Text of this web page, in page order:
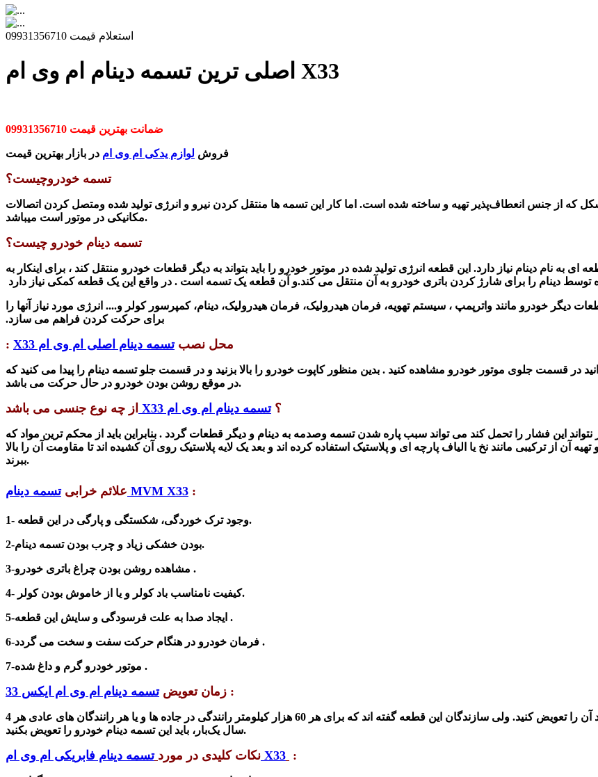
استعلام قیمت 09931356710
اصلی ترین تسمه دینام ام وی ام X33
ضمانت بهترین قیمت 09931356710
فروش لوازم یدکی ام وی ام در بازار بهترین قیمت
تسمه خودروچیست؟
از جنس انعطاف‌پذیر تهیه و ساخته شده است. اما کار این تسمه ها منتقل کردن نیرو و انرژی تولید شده ومتصل کردن اتصالات
مکانیکی در موتور است میباشد.
تسمه دینام خودرو چیست؟
به نام دینام نیاز دارد. این قطعه انرژی تولید شده در موتور خودرو را باید بتواند به دیگر قطعات خودرو منتقل کند ، برای اینکار به
یک قطعه کمکی نیاز دارد و آن قطعه یک تسمه است . در واقع اینتوسط دینام را برای شارژ کردن باتری خودرو به آن منتقل می کند.
دیگر خودرو مانند واترپمپ ، سیستم تهویه، فرمان هیدرولیک، فرمان هیدرولیک، دینام، کمپرسور کولر و.... انرژی مورد نیاز آنها را
برای حرکت کردن فراهم می سازد.
محل نصبتسمه دینام اصلی ام وی ام X33 :
در قسمت جلوی موتور خودرو مشاهده کنید . بدین منظور کاپوت خودرو را بالا بزنید و در قسمت جلو تسمه دینام را پیدا می کنید که
در موقع روشن بودن خودرو در حال حرکت می باشد.
تسمه دینام ام وی ام X33 از چه نوع جنسی می باشد ؟
نتواند این فشار را تحمل کند می تواند سبب پاره شدن تسمه وصدمه به دینام و دیگر قطعات گردد . بنابراین باید از محکم ترین مواد که
آن از ترکیبی مانند نخ یا الیاف پارچه ای و پلاستیک استفاده کرده اند و بعد یک لایه پلاستیک روی آن کشیده اند تا مقاومت آن را بالا
ببرند.
علائم خرابی تسمه دینام MVM X33 :
1- وجود ترک خوردگی، شکستگی و پارگی در این قطعه.
2-بودن خشکی زیاد و چرب بودن تسمه دینام.
3-مشاهده روشن بودن چراغ باتری خودرو .
4- کیفیت نامناسب باد کولر و یا از خاموش بودن کولر.
5-ایجاد صدا به علت فرسودگی و سایش این قطعه .
6-فرمان خودرو در هنگام حرکت سفت و سخت می گردد .
7-موتور خودرو گرم و داغ شده .
زمان تعویضتسمه دینام ام وی ام ایکس 33 :
اگرعلائم بالا را مشاهده کردید بدانید که تسمه دینام خراب شده است و باید آن را تعویض کنید. ولی سازندگان این قطعه گفته اند که برای هر 60 هزار کیلومتر رانندگی در جاده ها و یا هر رانندگان های عادی هر 4
سال یک‌بار، باید این تسمه دینام خودرو را تعویض بکنید.
نکات کلیدی در مورد تسمه دینام فابریکی ام وی ام X33 :